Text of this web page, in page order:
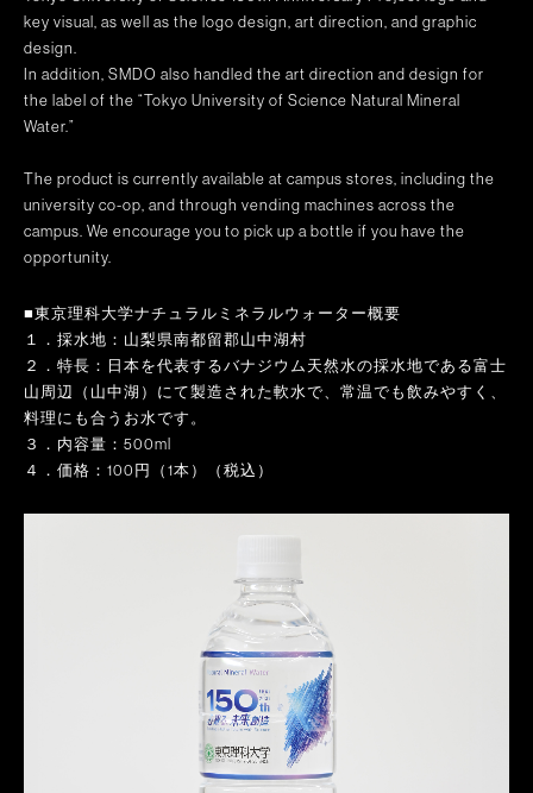
key visual, as well as the logo design, art direction, and graphic
design.
In addition, SMDO also handled the art direction and design for
the label of the “Tokyo University of Science Natural Mineral
Water.”
The product is currently available at campus stores, including the
university co-op, and through vending machines across the
campus. We encourage you to pick up a bottle if you have the
opportunity.
■東京理科大学ナチュラルミネラルウォーター概要
１．採水地：山梨県南都留郡山中湖村
２．特長：日本を代表するバナジウム天然水の採水地である富士
山周辺（山中湖）にて製造された軟水で、常温でも飲みやすく、
料理にも合うお水です。
３．内容量：500ml
４．価格：100円（1本）（税込）